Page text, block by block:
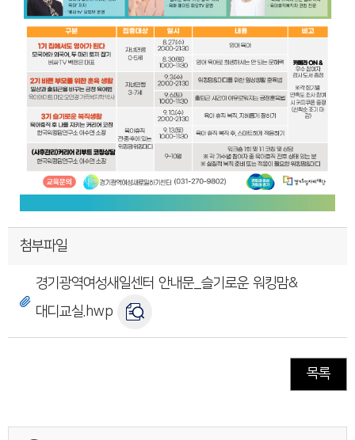
첨부파일
경기광역여성새일센터 안내문_슬기로운 워킹맘&
대디교실.hwp
목록